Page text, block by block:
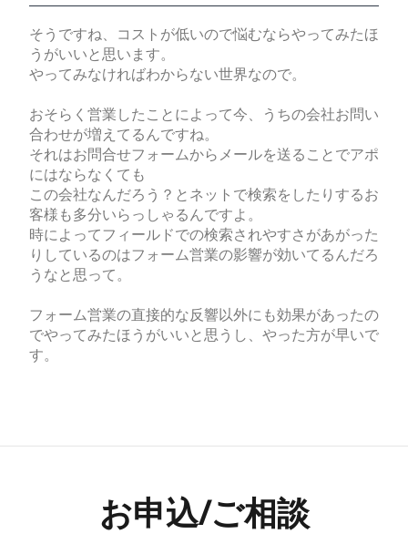
そうですね、コストが低いので悩むならやってみたほ
うがいいと思います。
やってみなければわからない世界なので。
おそらく営業したことによって今、うちの会社お問い
合わせが増えてるんですね。
それはお問合せフォームからメールを送ることでアポ
にはならなくても
この会社なんだろう？とネットで検索をしたりするお
客様も多分いらっしゃるんですよ。
時によってフィールドでの検索されやすさがあがった
りしているのはフォーム営業の影響が効いてるんだろ
うなと思って。
フォーム営業の直接的な反響以外にも効果があったの
でやってみたほうがいいと思うし、やった方が早いで
す。
お申込/ご相談